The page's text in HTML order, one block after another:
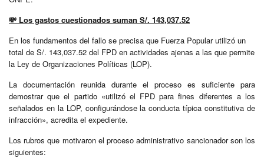
💸 Los gastos cuestionados suman S/. 143,037.52
En los fundamentos del fallo se precisa que Fuerza Popular utilizó un
total de S/. 143,037.52 del FPD en actividades ajenas a las que permite
la Ley de Organizaciones Políticas (LOP).
La documentación reunida durante el proceso es suficiente para
demostrar que el partido «utilizó el FPD para fines diferentes a los
señalados en la LOP, configurándose la conducta típica constitutiva de
infracción», acredita el expediente.
Los rubros que motivaron el proceso administrativo sancionador son los
siguientes: